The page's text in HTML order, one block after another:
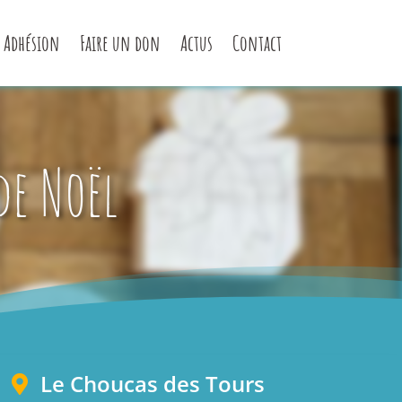
Adhésion Faire un don Actus Contact
Noël
Le Choucas des Tours